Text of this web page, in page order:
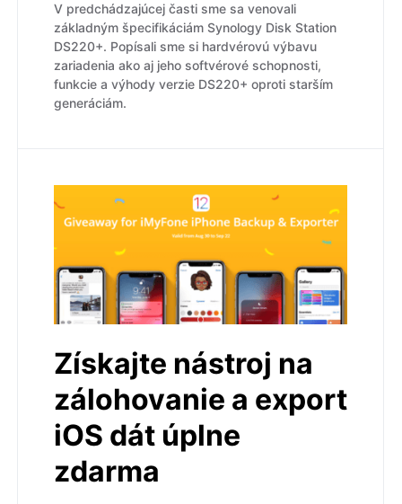
V predchádzajúcej časti sme sa venovali
základným špecifikáciám Synology Disk Station
DS220+. Popísali sme si hardvérovú výbavu
zariadenia ako aj jeho softvérové schopnosti,
funkcie a výhody verzie DS220+ oproti starším
generáciám.
Získajte nástroj na
zálohovanie a export
iOS dát úplne
zdarma